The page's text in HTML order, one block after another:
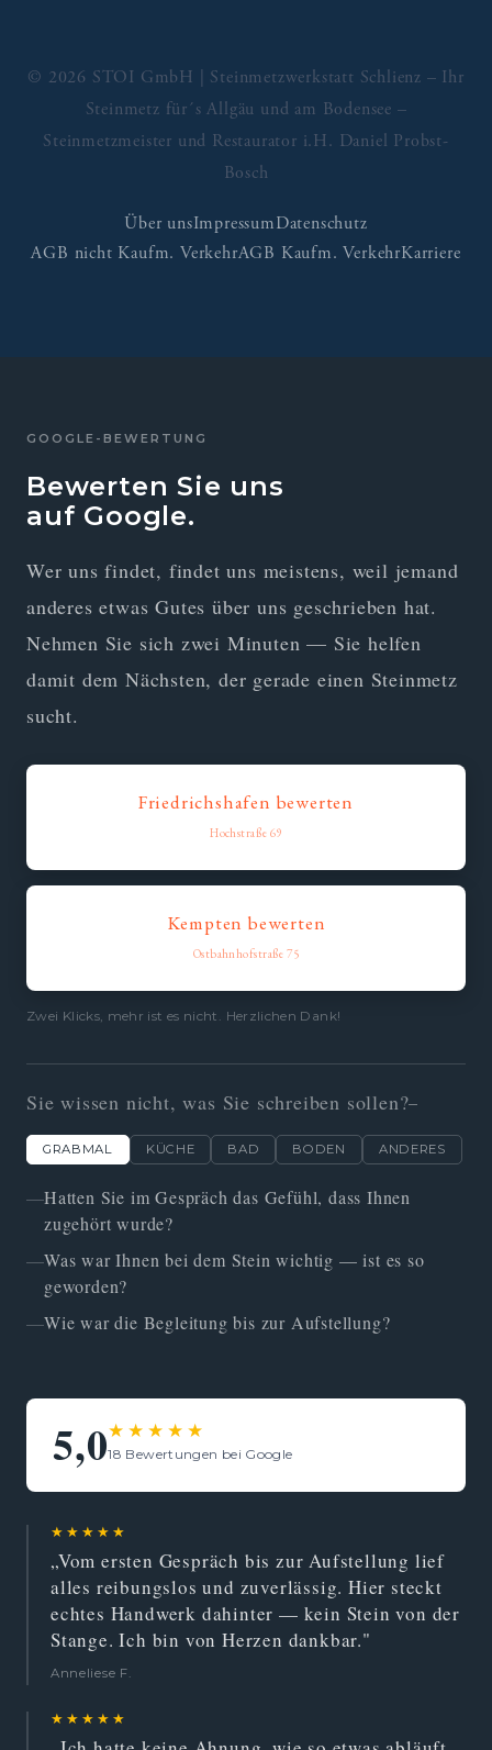
© 2026 STOI GmbH | Steinmetzwerkstatt Schlienz – Ihr
Steinmetz für´s Allgäu und am Bodensee –
Steinmetzmeister und Restaurator i.H. Daniel Probst-
Bosch
Über unsImpressumDatenschutz
AGB nicht Kaufm. VerkehrAGB Kaufm. VerkehrKarriere
GOOGLE-BEWERTUNG
Bewerten Sie uns
auf Google.
Wer uns findet, findet uns meistens, weil jemand
anderes etwas Gutes über uns geschrieben hat.
Nehmen Sie sich zwei Minuten — Sie helfen
damit dem Nächsten, der gerade einen Steinmetz
sucht.
Friedrichshafen bewerten
Hochstraße 69
Kempten bewerten
Ostbahnhofstraße 75
Zwei Klicks, mehr ist es nicht. Herzlichen Dank!
Sie wissen nicht, was Sie schreiben sollen?
GRABMAL KÜCHE BAD BODEN ANDERES
Hatten Sie im Gespräch das Gefühl, dass Ihnen
zugehört wurde?
Was war Ihnen bei dem Stein wichtig — ist es so
geworden?
Wie war die Begleitung bis zur Aufstellung?
5,0★★★★★
18 Bewertungen bei Google
★★★★★
„Vom ersten Gespräch bis zur Aufstellung lief
alles reibungslos und zuverlässig. Hier steckt
echtes Handwerk dahinter — kein Stein von der
Stange. Ich bin von Herzen dankbar."
Anneliese F.
★★★★★